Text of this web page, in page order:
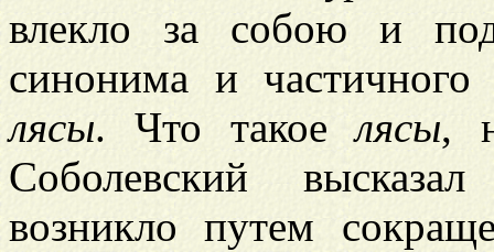
влекло за собою и
синонима и
лясы. Что такоелясы,
Соболевский
возникло путем